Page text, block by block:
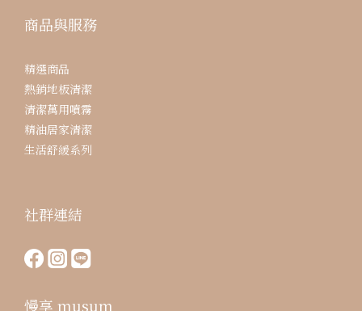
商品與服務
精選商品
熱銷地板清潔
清潔萬用噴霧
精油居家清潔
生活舒緩系列
社群連結
慢享 musum